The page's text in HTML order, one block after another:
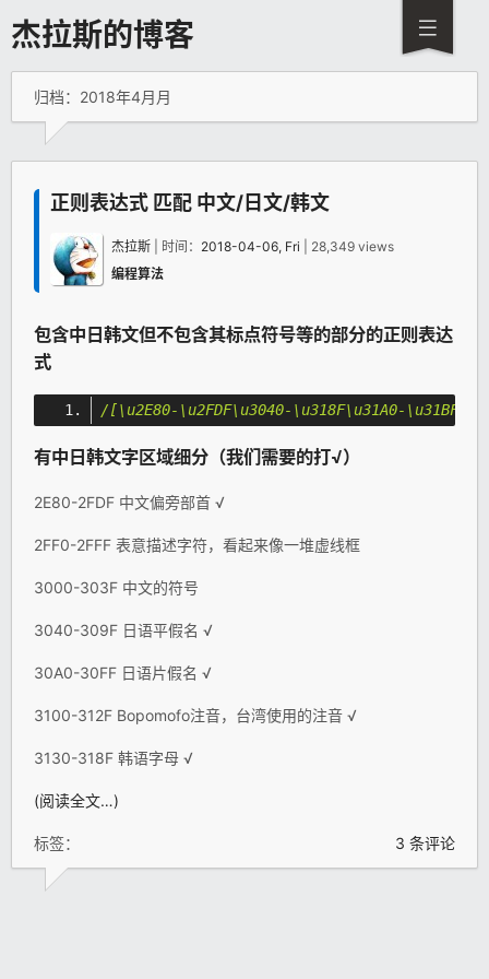
杰拉斯的博客
归档：2018年4月月
正则表达式 匹配 中文/日文/韩文
杰拉斯 | 时间： 2018-04-06, Fri | 28,349 views
编程算法
包含中日韩文但不包含其标点符号等的部分的正则表达
式
/[\u2E80-\u2FDF\u3040-\u318F\u31A0-
有中日韩文字区域细分（我们需要的打√）
2E80-2FDF 中文偏旁部首 √
2FF0-2FFF 表意描述字符，看起来像一堆虚线框
3000-303F 中文的符号
3040-309F 日语平假名 √
30A0-30FF 日语片假名 √
3100-312F Bopomofo注音，台湾使用的注音 √
3130-318F 韩语字母 √
(阅读全文…)
标签： 3 条评论